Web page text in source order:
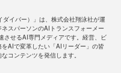
ダイバー）」は、株式会社翔泳社が運
スパーソンのAIトランスフォーメー
させるAI専門メディアです。経営、ビ
AIで変革したい「AIリーダー」の皆
コンテンツを発信します。